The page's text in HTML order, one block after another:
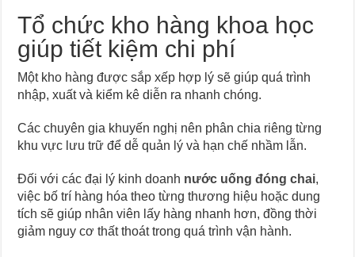
Tổ chức kho hàng khoa học
giúp tiết kiệm chi phí
Một kho hàng được sắp xếp hợp lý sẽ giúp quá trình
nhập, xuất và kiểm kê diễn ra nhanh chóng.
Các chuyên gia khuyến nghị nên phân chia riêng từng
khu vực lưu trữ để dễ quản lý và hạn chế nhầm lẫn.
Đối với các đại lý kinh doanh nước uống đóng chai,
việc bố trí hàng hóa theo từng thương hiệu hoặc dung
tích sẽ giúp nhân viên lấy hàng nhanh hơn, đồng thời
giảm nguy cơ thất thoát trong quá trình vận hành.